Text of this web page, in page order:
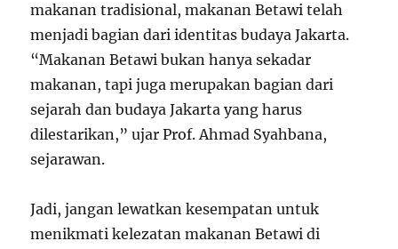
makanan tradisional, makanan Betawi telah
menjadi bagian dari identitas budaya Jakarta.
“Makanan Betawi bukan hanya sekadar
makanan, tapi juga merupakan bagian dari
sejarah dan budaya Jakarta yang harus
dilestarikan,” ujar Prof. Ahmad Syahbana,
sejarawan.
Jadi, jangan lewatkan kesempatan untuk
menikmati kelezatan makanan Betawi di